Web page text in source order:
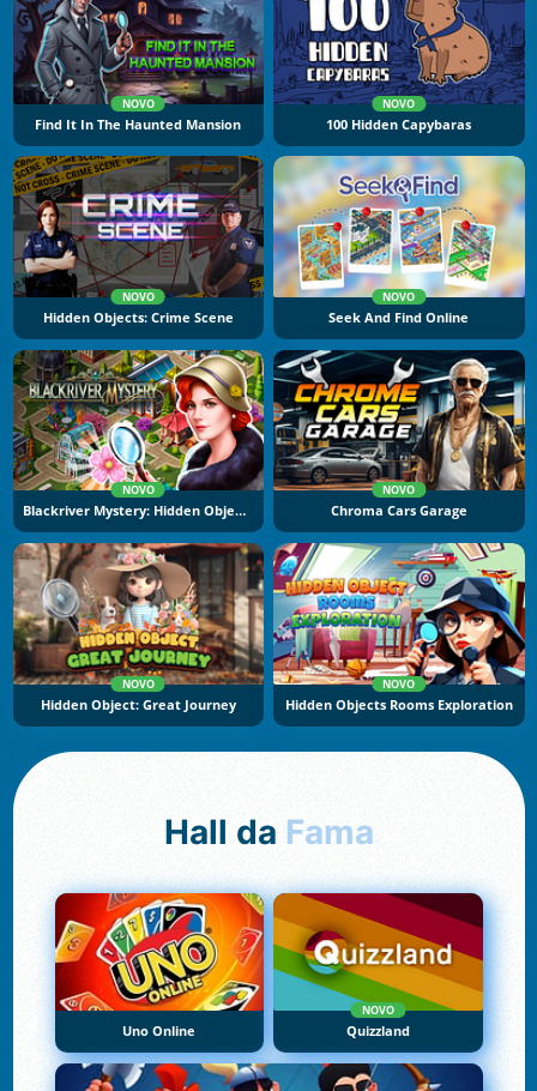
NOVO
Find It In The Haunted Mansion
NOVO
100 Hidden Capybaras
NOVO
Hidden Objects: Crime Scene
NOVO
Seek And Find Online
NOVO
Blackriver Mystery: Hidden Objects
NOVO
Chroma Cars Garage
NOVO
Hidden Object: Great Journey
NOVO
Hidden Objects Rooms Exploration
Hall da Fama
Uno Online
NOVO
Quizzland